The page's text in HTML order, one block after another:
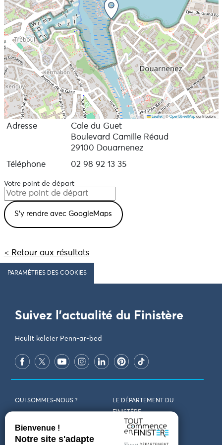
Leaflet |©OpenStreetMapcontributors
Adresse
Cale du Guet
Boulevard Camille Réaud
29100 Douarnenez
Téléphone
02 98 92 13 35
Votre point de départ
< Retour aux résultats
PARAMÈTRES DES COOKIES
Suivez l'actualité du Finistère
Heulit keleier Penn-ar-bed
QUI SOMMES-NOUS ?
LE DÉPARTEMENT DU
FINISTÈRE
REJOIGNEZ-NOUS VENIR EN FINISTÈRE